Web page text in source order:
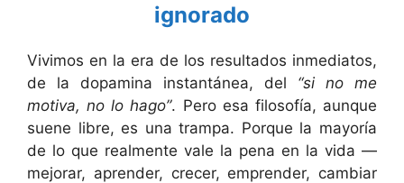
ignorado
Vivimos en la era de los resultados inmediatos,
de la dopamina instantánea, del “si no me
motiva, no lo hago”. Pero esa filosofía, aunque
suene libre, es una trampa. Porque la mayoría
de lo que realmente vale la pena en la vida —
mejorar, aprender, crecer, emprender, cambiar